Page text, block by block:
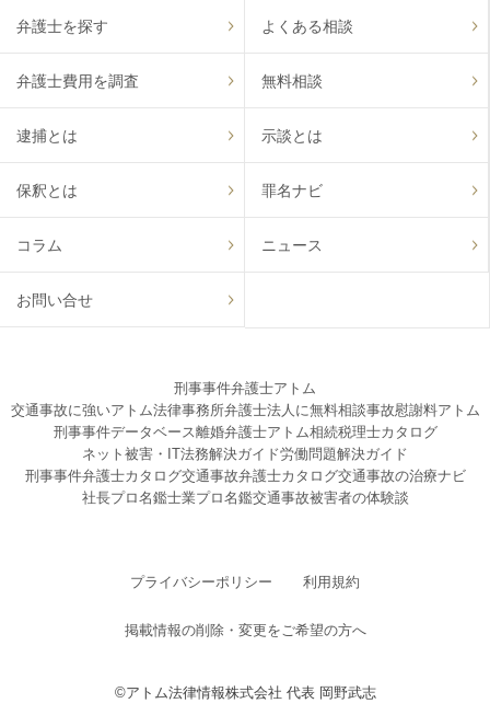
弁護士を探す よくある相談
弁護士費用を調査 無料相談
逮捕とは 示談とは
保釈とは 罪名ナビ
コラム ニュース
お問い合せ
刑事事件弁護士アトム
交通事故に強いアトム法律事務所弁護士法人に無料相談事故慰謝料アトム
刑事事件データベース離婚弁護士アトム相続税理士カタログ
ネット被害・IT法務解決ガイド労働問題解決ガイド
刑事事件弁護士カタログ交通事故弁護士カタログ交通事故の治療ナビ
社長プロ名鑑士業プロ名鑑交通事故被害者の体験談
プライバシーポリシー 利用規約
掲載情報の削除・変更をご希望の方へ
©アトム法律情報株式会社 代表 岡野武志